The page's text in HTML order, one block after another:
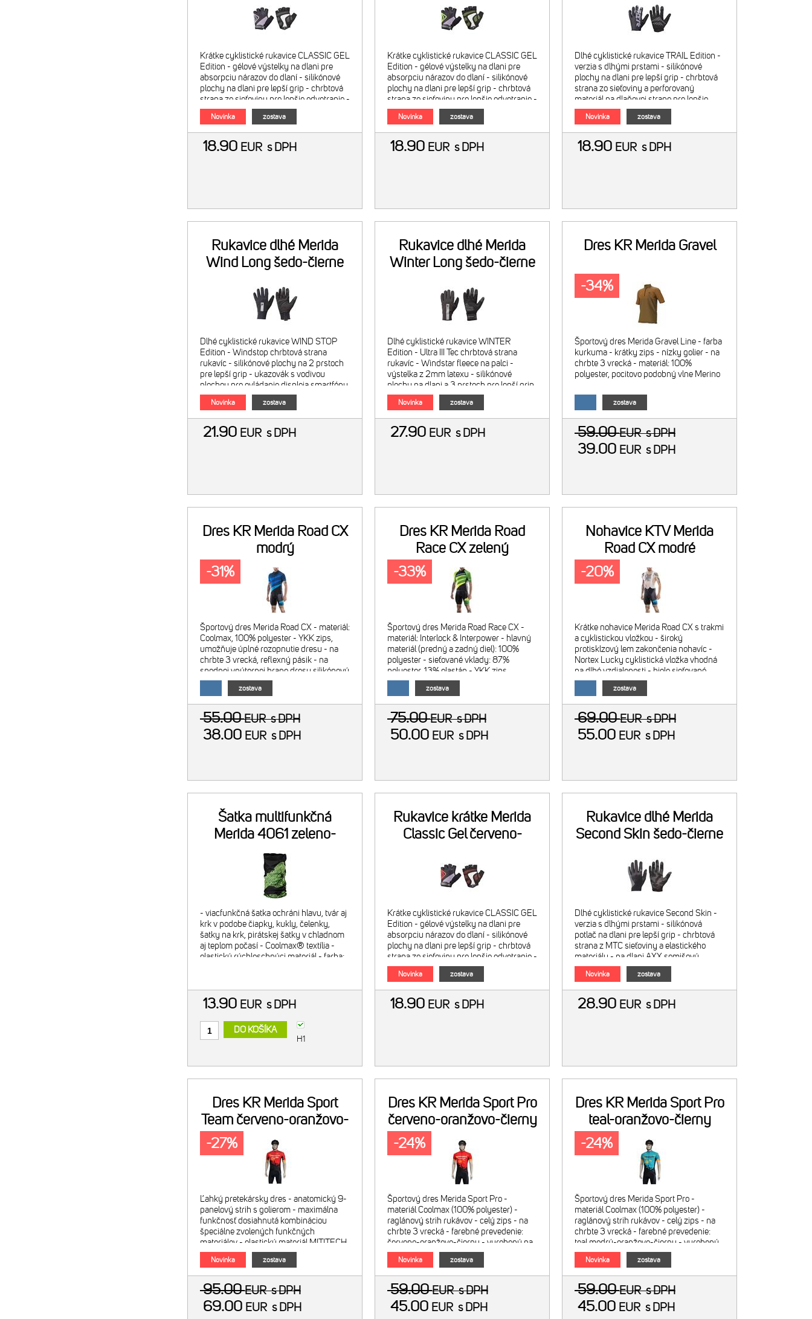
Krátke cyklistické rukavice CLASSIC GEL
Edition - gélové výstelky na dlani pre
absorpciu nárazov do dlaní - silikónové
plochy na dlani pre lepší grip - chrbtová
strana zo sieťoviny pre lepšie odvetranie -
froté materiál na palci pre utieranie potu
Novinka zostava
18.90 EUR s DPH
Krátke cyklistické rukavice CLASSIC GEL
Edition - gélové výstelky na dlani pre
absorpciu nárazov do dlaní - silikónové
plochy na dlani pre lepší grip - chrbtová
strana zo sieťoviny pre lepšie odvetranie -
froté materiál na palci pre utieranie potu
Novinka zostava
18.90 EUR s DPH
Dlhé cyklistické rukavice TRAIL Edition -
verzia s dlhými prstami - silikónové
plochy na dlani pre lepší grip - chrbtová
strana zo sieťoviny a perforovaný
materiál na dlaňovej strane pre lepšie
odvetranie - zloženie materiálu: 50%
nylon, 50% polyest
Novinka zostava
18.90 EUR s DPH
Rukavice dlhé Merida
Wind Long šedo-čierne
Dlhé cyklistické rukavice WIND STOP
Edition - Windstop chrbtová strana
rukavíc - silikónové plochy na 2 prstoch
pre lepší grip - ukazovák s vodivou
plochou pre ovládanie displeja smartfónu
- froté materiál na palci pre utieranie potu
- reflexné prv
Novinka zostava
21.90 EUR s DPH
Rukavice dlhé Merida
Winter Long šedo-čierne
Dlhé cyklistické rukavice WINTER
Edition - Ultra III Tec chrbtová strana
rukavíc - Windstar fleece na palci -
výstelka z 2mm latexu - silikónové
plochy na dlani a 3 prstoch pre lepší grip
- palec a ukazovák s vodivými plochami
pre ovládanie disple
Novinka zostava
27.90 EUR s DPH
Dres KR Merida Gravel
Športový dres Merida Gravel Line - farba
kurkuma - krátky zips - nízky golier - na
chrbte 3 vrecká - materiál: 100%
polyester, pocitovo podobný vlne Merino
zostava
-34%
59.00EURs DPH
39.00 EUR s DPH
Dres KR Merida Road CX
modrý
Športový dres Merida Road CX - materiál:
Coolmax, 100% polyester - YKK zips,
umožňuje úplné rozopnutie dresu - na
chrbte 3 vrecká, reflexný pásik - na
spodnej vnútornej hrane dresu silikónový
pásik - farebné prevedenie: modro-
čierny Obrázok je
zostava
-31%
55.00EURs DPH
38.00 EUR s DPH
Dres KR Merida Road
Race CX zelený
Športový dres Merida Road Race CX -
materiál: Interlock & Interpower - hlavný
materiál (predný a zadný diel): 100%
polyester - sieťované vklady: 87%
polyester, 13% elastán - YKK zips,
umožňuje úplné rozopnutie dresu - na
chrbte 3 vrecká, horiz
zostava
-33%
75.00EURs DPH
50.00 EUR s DPH
Nohavice KTV Merida
Road CX modré
Krátke nohavice Merida Road CX s trakmi
a cyklistickou vložkou - široký
protisklzový lem zakončenia nohavíc -
Nortex Lucky cyklistická vložka vhodná
na dlhé vzdialenosti - biele sieťované
traky - materiál: 80% polyamid, 20%
elastán - farba: modro-č
zostava
-20%
69.00EURs DPH
55.00 EUR s DPH
Šatka multifunkčná
Merida 4061 zeleno-
čierna
- viacfunkčná šatka ochráni hlavu, tvár aj
krk v podobe čiapky, kukly, čelenky,
šatky na krk, pirátskej šatky v chladnom
aj teplom počasí - Coolmax® textília -
elastický rýchloschnúci materiál - farba:
13.90 EUR s DPH
DO KOŠÍKA
H1
Rukavice krátke Merida
Classic Gel červeno-
Krátke cyklistické rukavice CLASSIC GEL
Edition - gélové výstelky na dlani pre
absorpciu nárazov do dlaní - silikónové
plochy na dlani pre lepší grip - chrbtová
strana zo sieťoviny pre lepšie odvetranie -
froté materiál na palci pre utieranie potu
Novinka zostava
18.90 EUR s DPH
Rukavice dlhé Merida
Second Skin šedo-čierne
Dlhé cyklistické rukavice Second Skin -
verzia s dlhými prstami - silikónová
potlač na dlani pre lepší grip - chrbtová
strana z MTC sieťoviny a elastického
materiálu - na dlani AXX semišový
materiál - farba: šedo-čierne
Novinka zostava
28.90 EUR s DPH
Dres KR Merida Sport
Team červeno-oranžovo-
čierny
Ľahký pretekársky dres - anatomický 9-
panelový strih s golierom - maximálna
funkčnosť dosiahnutá kombináciou
špeciálne zvolených funkčných
materiálov - elastický materiál MITITECH
(Miti Taliansko) - faktor UV ochrany 50+ -
Novinka zostava
-27%
95.00EURs DPH
69.00 EUR s DPH
Dres KR Merida Sport Pro
červeno-oranžovo-čierny
Športový dres Merida Sport Pro -
materiál Coolmax (100% polyester) -
raglánový strih rukávov - celý zips - na
chrbte 3 vrecká - farebné prevedenie:
červeno-oranžovo-čierny - vyrobený na
Slovensku Obrázok je ilustratívny, cena
zahŕňa len dres.
Novinka zostava
-24%
59.00EURs DPH
45.00 EUR s DPH
Dres KR Merida Sport Pro
teal-oranžovo-čierny
Športový dres Merida Sport Pro -
materiál Coolmax (100% polyester) -
raglánový strih rukávov - celý zips - na
chrbte 3 vrecká - farebné prevedenie:
teal modrý-oranžovo-čierny - vyrobený
na Slovensku Obrázok je ilustratívny,
cena zahŕňa len dres
Novinka zostava
-24%
59.00EURs DPH
45.00 EUR s DPH